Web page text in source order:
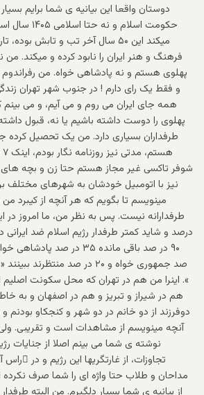
دوستان واقعا این بیانیه ی شما برایم
حکومت اسلام و
میکند این ۵۰ سال آخر تب و تابش
فرهنگ و هنر ایران را نابود کرده و میکند. من
پهلوی هستم و نه پادشاهی خواه. من
و فقط یک رای دارم ! در جنوب شهر تهران
همه جای ایران می روم و می آیم، و می
پهلوی را دوست داشته باشیم یا نه، قبول
طرفداران بسیاری دارد. من یک تحصیل کرده
شوفر تاکسی غیر مجاز هستم حتا زن و بچه های
نیز با اتومبیل خودشان به شهرهای مختلف
مینویسم تا بگویم که هر آنچه از کیبرد
طرفدارانه نیست. پس به نظر من، ما امروز در
درصد و شاید کمتر طرفدار رژیم اسلام ضد ایرانی
صد جمهوری خواه و ۲۰ در صد
». اینرا من هم در تهران که محل سکونت
هم در شیراز و تبریز و هم در اصفهان و به
دوفرزند از دو خانم در دو شهر و کنجکاو بودنم
آنچه مینویسم از مشاهدات است و تقریبی.
نوشته ی شما می بینم اصلا از جنایات
تجاوزات، از غارتگریها این رژیم و در
مداحان و طلاب حتا واژه ای را شما صرف نکرده
از بیانیه ی شما بسیار دلگیرم. من البته